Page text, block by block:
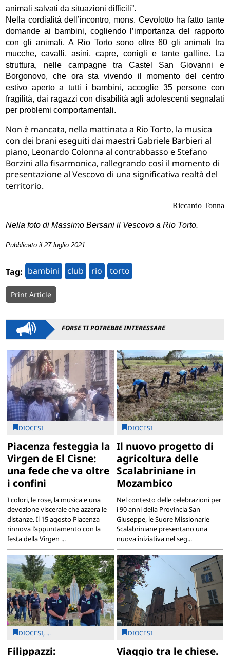
animali salvati da situazioni difficili”.
Nella cordialità dell’incontro, mons. Cevolotto ha fatto tante
domande ai bambini, cogliendo l’importanza del rapporto
con gli animali. A Rio Torto sono oltre 60 gli animali tra
mucche, cavalli, asini, capre, conigli e tante galline. La
struttura, nelle campagne tra Castel San Giovanni e
Borgonovo, che ora sta vivendo il momento del centro
estivo aperto a tutti i bambini, accoglie 35 persone con
fragilità, dai ragazzi con disabilità agli adolescenti segnalati
per problemi comportamentali.
Non è mancata, nella mattinata a Rio Torto, la musica
con dei brani eseguiti dai maestri Gabriele Barbieri al
piano, Leonardo Colonna al contrabbasso e Stefano
Borzini alla fisarmonica, rallegrando così il momento di
presentazione al Vescovo di una significativa realtà del
territorio.
Riccardo Tonna
Nella foto di Massimo Bersani il Vescovo a Rio Torto.
Pubblicato il 27 luglio 2021
Tag: bambini club rio torto
Print Article
FORSE TI POTREBBE INTERESSARE
DIOCESI
Piacenza festeggia la
Virgen de El Cisne:
una fede che va oltre
i confini
I colori, le rose, la musica e una
devozione viscerale che azzera le
distanze. Il 15 agosto Piacenza
rinnova l’appuntamento con la
festa della Virgen ...
DIOCESI
Il nuovo progetto di
agricoltura delle
Scalabriniane in
Mozambico
Nel contesto delle celebrazioni per
i 90 anni della Provincia San
Giuseppe, le Suore Missionarie
Scalabriniane presentano una
nuova iniziativa nel seg...
DIOCESI, ...
Filippazzi:
DIOCESI
Viaggio tra le chiese.